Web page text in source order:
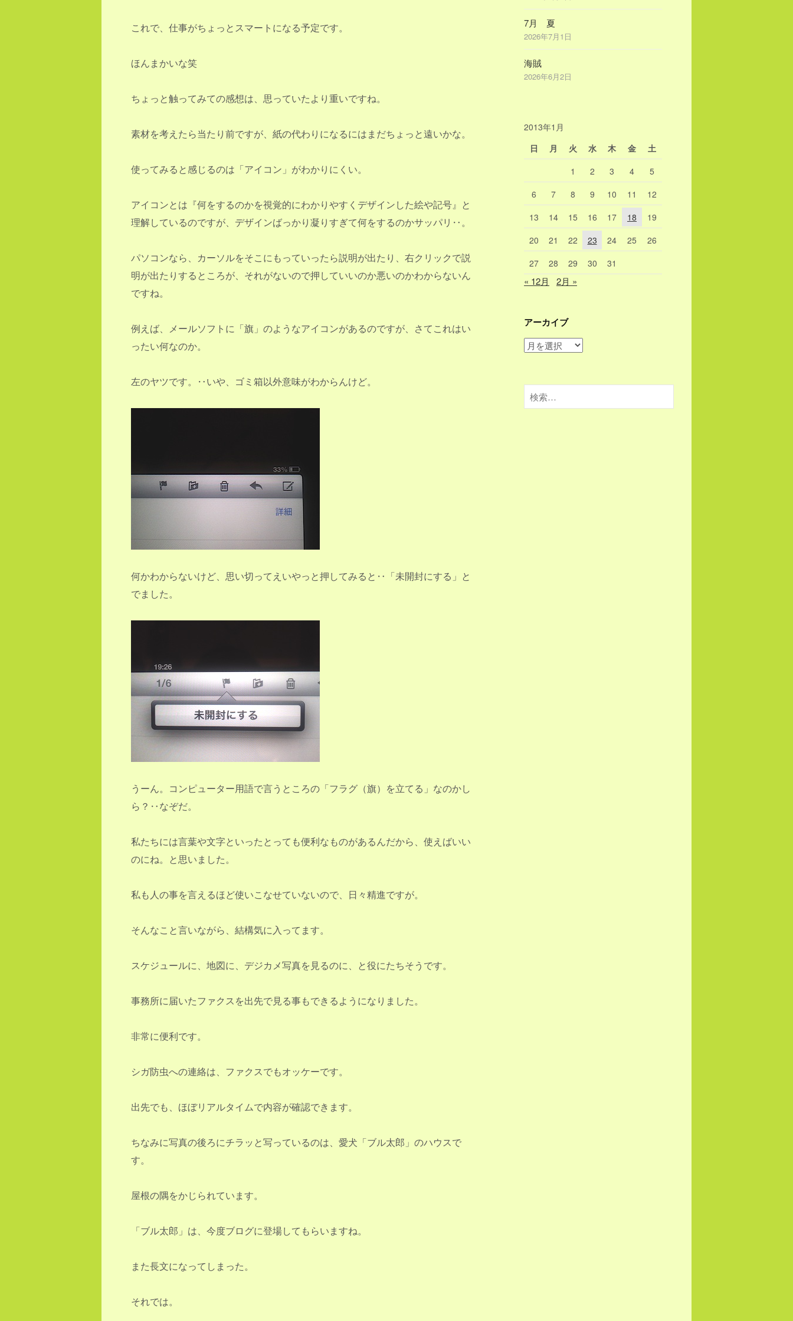
これで、仕事がちょっとスマートになる予定です。
ほんまかいな笑
ちょっと触ってみての感想は、思っていたより重いですね。
素材を考えたら当たり前ですが、紙の代わりになるにはまだちょっと遠いかな。
使ってみると感じるのは「アイコン」がわかりにくい。
アイコンとは『何をするのかを視覚的にわかりやすくデザインした絵や記号』と
理解しているのですが、デザインばっかり凝りすぎて何をするのかサッパリ‥。
パソコンなら、カーソルをそこにもっていったら説明が出たり、右クリックで説
明が出たりするところが、それがないので押していいのか悪いのかわからないん
ですね。
例えば、メールソフトに「旗」のようなアイコンがあるのですが、さてこれはい
ったい何なのか。
左のヤツです。‥いや、ゴミ箱以外意味がわからんけど。
何かわからないけど、思い切ってえいやっと押してみると‥「未開封にする」と
でました。
うーん。コンピューター用語で言うところの「フラグ（旗）を立てる」なのかし
ら？‥なぞだ。
私たちには言葉や文字といったとっても便利なものがあるんだから、使えばいい
のにね。と思いました。
私も人の事を言えるほど使いこなせていないので、日々精進ですが。
そんなこと言いながら、結構気に入ってます。
スケジュールに、地図に、デジカメ写真を見るのに、と役にたちそうです。
事務所に届いたファクスを出先で見る事もできるようになりました。
非常に便利です。
シガ防虫への連絡は、ファクスでもオッケーです。
出先でも、ほぼリアルタイムで内容が確認できます。
ちなみに写真の後ろにチラッと写っているのは、愛犬「ブル太郎」のハウスで
す。
屋根の隅をかじられています。
「ブル太郎」は、今度ブログに登場してもらいますね。
また長文になってしまった。
それでは。
7月 夏
2026年7月1日
海賊
2026年6月2日
2013年1月
日
月 火 水 木 金
土
1
2 3 4
5
6
7 8 9 10 11
12
13
14 15 16 17 18
19
20
21 22 23 24 25
26
27
28 29 30 31
« 12月 2月 »
アーカイブ
ア
イ
ブ
検
索: